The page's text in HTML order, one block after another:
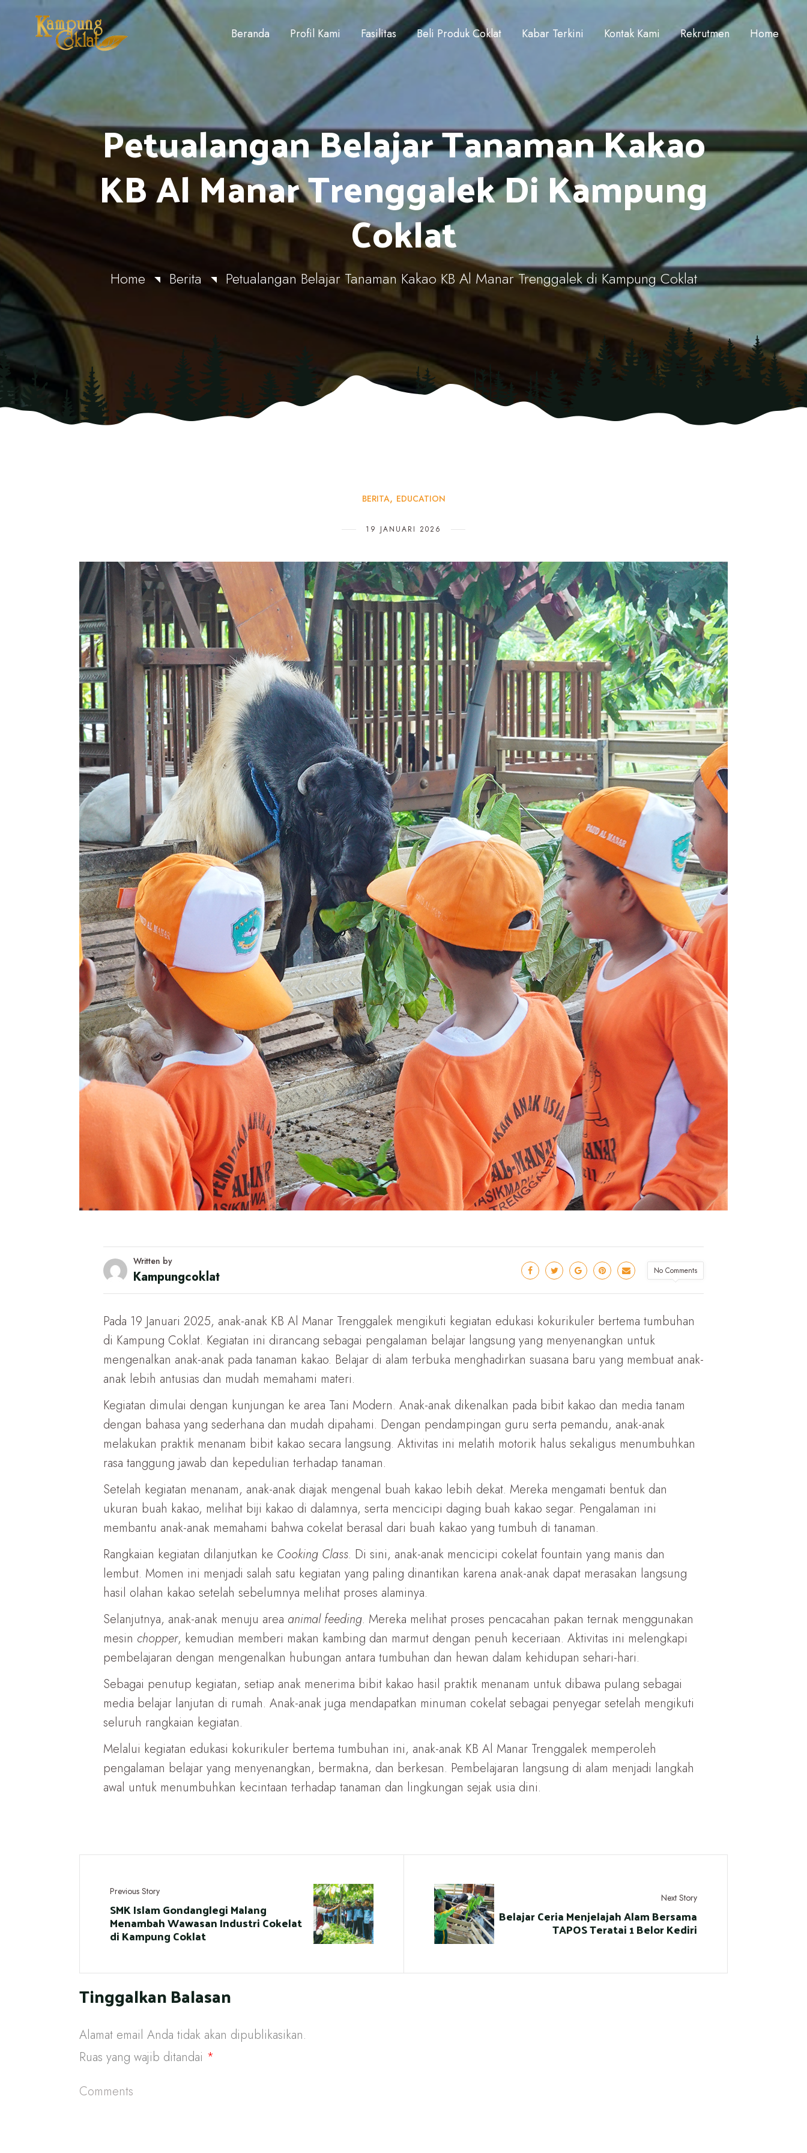
Beranda Profil Kami Fasilitas Beli Produk Coklat Kabar Terkini Kontak Kami Rekrutmen Home
Petualangan Belajar Tanaman Kakao
KB Al Manar Trenggalek Di Kampung
Coklat
Home Berita Petualangan Belajar Tanaman Kakao KB Al Manar Trenggalek di Kampung Coklat
BERITA EDUCATION
19 JANUARI 2026
Written by
Kampungcoklat No Comments
Pada 19 Januari 2025, anak-anak KB Al Manar Trenggalek mengikuti kegiatan edukasi kokurikuler bertema tumbuhan
di Kampung Coklat. Kegiatan ini dirancang sebagai pengalaman belajar langsung yang menyenangkan untuk
mengenalkan anak-anak pada tanaman kakao. Belajar di alam terbuka menghadirkan suasana baru yang membuat anak-
anak lebih antusias dan mudah memahami materi.
Kegiatan dimulai dengan kunjungan ke area Tani Modern. Anak-anak dikenalkan pada bibit kakao dan media tanam
dengan bahasa yang sederhana dan mudah dipahami. Dengan pendampingan guru serta pemandu, anak-anak
melakukan praktik menanam bibit kakao secara langsung. Aktivitas ini melatih motorik halus sekaligus menumbuhkan
rasa tanggung jawab dan kepedulian terhadap tanaman.
Setelah kegiatan menanam, anak-anak diajak mengenal buah kakao lebih dekat. Mereka mengamati bentuk dan
ukuran buah kakao, melihat biji kakao di dalamnya, serta mencicipi daging buah kakao segar. Pengalaman ini
membantu anak-anak memahami bahwa cokelat berasal dari buah kakao yang tumbuh di tanaman.
Rangkaian kegiatan dilanjutkan ke Cooking Class. Di sini, anak-anak mencicipi cokelat fountain yang manis dan
lembut. Momen ini menjadi salah satu kegiatan yang paling dinantikan karena anak-anak dapat merasakan langsung
hasil olahan kakao setelah sebelumnya melihat proses alaminya.
Selanjutnya, anak-anak menuju area animal feeding. Mereka melihat proses pencacahan pakan ternak menggunakan
mesin chopper, kemudian memberi makan kambing dan marmut dengan penuh keceriaan. Aktivitas ini melengkapi
pembelajaran dengan mengenalkan hubungan antara tumbuhan dan hewan dalam kehidupan sehari-hari.
Sebagai penutup kegiatan, setiap anak menerima bibit kakao hasil praktik menanam untuk dibawa pulang sebagai
media belajar lanjutan di rumah. Anak-anak juga mendapatkan minuman cokelat sebagai penyegar setelah mengikuti
seluruh rangkaian kegiatan.
Melalui kegiatan edukasi kokurikuler bertema tumbuhan ini, anak-anak KB Al Manar Trenggalek memperoleh
pengalaman belajar yang menyenangkan, bermakna, dan berkesan. Pembelajaran langsung di alam menjadi langkah
awal untuk menumbuhkan kecintaan terhadap tanaman dan lingkungan sejak usia dini.
Previous Story
SMK Islam Gondanglegi Malang
Menambah Wawasan Industri Cokelat
di Kampung Coklat
Next Story
Belajar Ceria Menjelajah Alam Bersama
TAPOS Teratai 1 Belor Kediri
Tinggalkan Balasan
Alamat email Anda tidak akan dipublikasikan.
Ruas yang wajib ditandai *